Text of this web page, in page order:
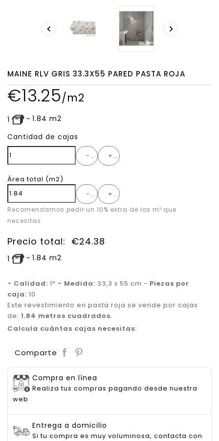
 
MAINE RLV GRIS 33.3X55 PARED PASTA ROJA
€13.25/m2
1 ~ 1.84 m2
Cantidad de cajas
- +
Área total (m2)
-
+
Recomendamos pedir un 10% extra de los m² que
necesitas
Precio total: €24.38
1 ~ 1.84 m2
- Calidad: 1ª - Medida: 33,3 x 55 cm - Piezas por
caja: 10
Este revestimiento en pasta roja se vende por cajas
de: 1.84 metros cuadrados.
Calcula cuántas cajas necesitas:
Comparte
Compra en línea
Realiza tus compras pagando desde nuestra
web
Entrega a domicilio
Si tu compra es muy voluminosa, contacta con